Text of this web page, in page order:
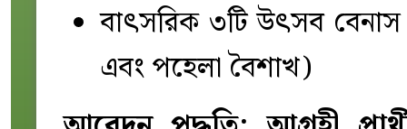
বাৎসরিক ৩টি উৎসব বেনাস
এবং পহেলা বৈশাখ)